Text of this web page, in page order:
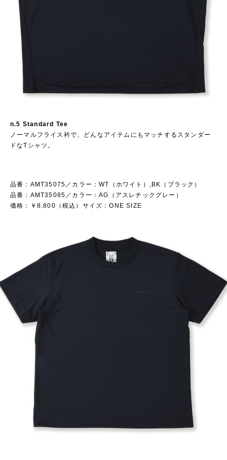
n.5 Standard Tee
ノーマルフライス衿で、どんなアイテムにもマッチするスタンダー
ドなTシャツ。
品番：AMT35075／カラー：WT（ホワイト）,BK（ブラック）
品番：AMT35085／カラー：AG（アスレチックグレー）
価格：￥8,800（税込）サイズ：ONE SIZE